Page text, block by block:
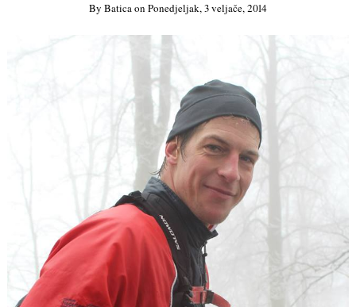
By Baticaon Ponedjeljak, 3 veljače, 2014